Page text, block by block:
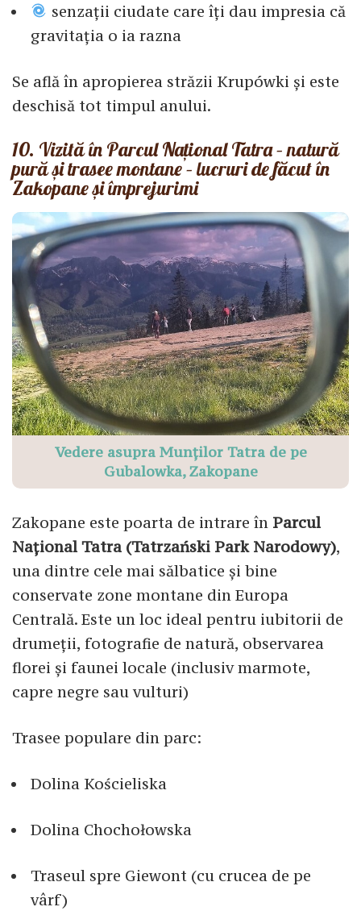
senzații ciudate care îți dau impresia că
gravitația o ia razna
Se află în apropierea străzii Krupówki și este
deschisă tot timpul anului.
10. Vizită în Parcul Național Tatra – natură
pură și trasee montane – lucruri de făcut în
Zakopane și împrejurimi
Vedere asupra Munților Tatra de pe
Gubalowka, Zakopane
Zakopane este poarta de intrare în Parcul
Național Tatra (Tatrzański Park Narodowy),
una dintre cele mai sălbatice și bine
conservate zone montane din Europa
Centrală. Este un loc ideal pentru iubitorii de
drumeții, fotografie de natură, observarea
florei și faunei locale (inclusiv marmote,
capre negre sau vulturi)
Trasee populare din parc:
Dolina Kościeliska
Dolina Chochołowska
Traseul spre Giewont (cu crucea de pe
vârf)